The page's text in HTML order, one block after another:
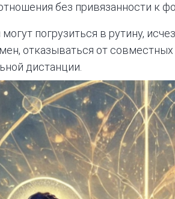
без привязанности к
погрузиться в рутину,
отказываться от совместных
дистанции.